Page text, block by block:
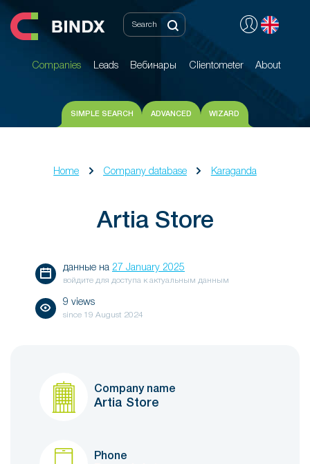
Companies Leads Вебинары Clientometer About
Companies Leads Вебинары Clientometer About
SIMPLE SEARCH ADVANCED WIZARD
Home Company database Karaganda
Artia Store
данные на 27 January 2025
войдите для доступа к актуальным данным
9 views
since 19 August 2024
Company name
Artia Store
Phone